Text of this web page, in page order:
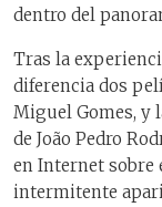
dentro del
Tras la
diferencia dos
Miguel Gomes, y
de João Pedro
en Internet sobre
intermitente